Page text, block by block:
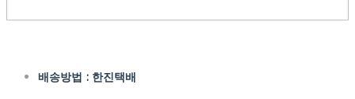
배송방법 : 한진택배